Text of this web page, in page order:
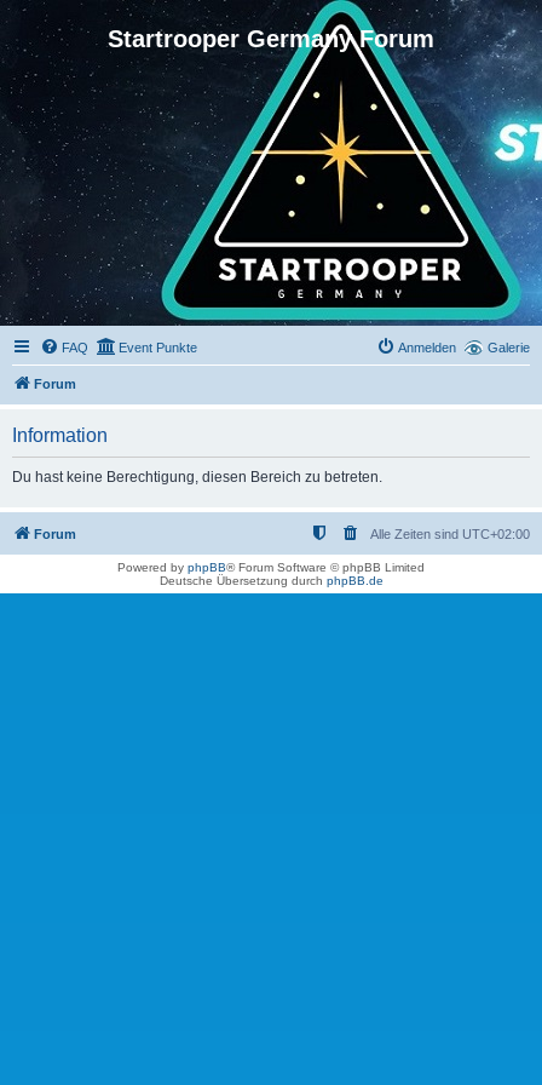
Startrooper Germany Forum
Galerie
FAQ Event Punkte Anmelden
Forum
Information
Du hast keine Berechtigung, diesen Bereich zu betreten.
Forum Alle Zeiten sind UTC+02:00
Powered by phpBB® Forum Software © phpBB Limited
Deutsche Übersetzung durch phpBB.de